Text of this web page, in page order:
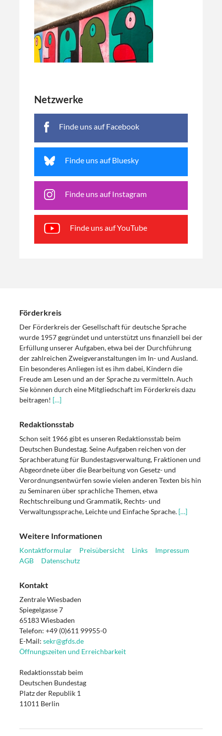
Netzwerke
Finde uns auf Facebook
Finde uns auf Bluesky
Finde uns auf Instagram
Finde uns auf YouTube
Förderkreis
Der Förderkreis der Gesellschaft für deutsche Sprache
wurde 1957 gegründet und unterstützt uns finanziell bei der
Erfüllung unserer Aufgaben, etwa bei der Durchführung
der zahlreichen Zweigveranstaltungen im In- und Ausland.
Ein besonderes Anliegen ist es ihm dabei, Kindern die
Freude am Lesen und an der Sprache zu vermitteln. Auch
Sie können durch eine Mitgliedschaft im Förderkreis dazu
beitragen! […]
Redaktionsstab
Schon seit 1966 gibt es unseren Redaktionsstab beim
Deutschen Bundestag. Seine Aufgaben reichen von der
Sprachberatung für Bundestagsverwaltung, Fraktionen und
Abgeordnete über die Bearbeitung von Gesetz- und
Verordnungsentwürfen sowie vielen anderen Texten bis hin
zu Seminaren über sprachliche Themen, etwa
Rechtschreibung und Grammatik, Rechts- und
Verwaltungssprache, Leichte und Einfache Sprache. […]
Weitere Informationen
Kontaktformular Preisübersicht Links
Impressum
AGB
Datenschutz
Kontakt
Zentrale Wiesbaden
Spiegelgasse 7
65183 Wiesbaden
Telefon: +49 (0)611 99955-0
E-Mail: sekr@gfds.de
Öffnungszeiten und Erreichbarkeit
Redaktionsstab beim
Deutschen Bundestag
Platz der Republik 1
11011 Berlin